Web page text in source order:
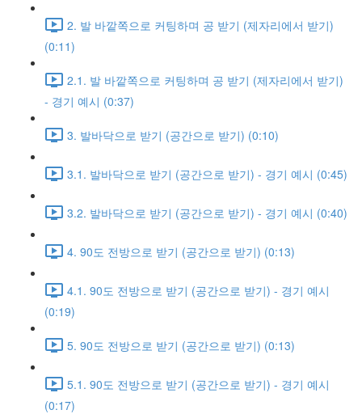
2. 발 바깥쪽으로 커팅하며 공 받기 (제자리에서 받기)
(0:11)
2.1. 발 바깥쪽으로 커팅하며 공 받기 (제자리에서 받기)
- 경기 예시 (0:37)
3. 발바닥으로 받기 (공간으로 받기) (0:10)
3.1. 발바닥으로 받기 (공간으로 받기) - 경기 예시 (0:45)
3.2. 발바닥으로 받기 (공간으로 받기) - 경기 예시 (0:40)
4. 90도 전방으로 받기 (공간으로 받기) (0:13)
4.1. 90도 전방으로 받기 (공간으로 받기) - 경기 예시
(0:19)
5. 90도 전방으로 받기 (공간으로 받기) (0:13)
5.1. 90도 전방으로 받기 (공간으로 받기) - 경기 예시
(0:17)